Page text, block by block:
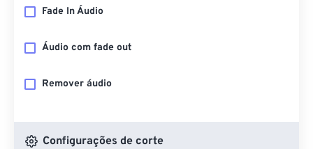
Fade In Áudio
Áudio com fade out
Remover áudio
Configurações de corte